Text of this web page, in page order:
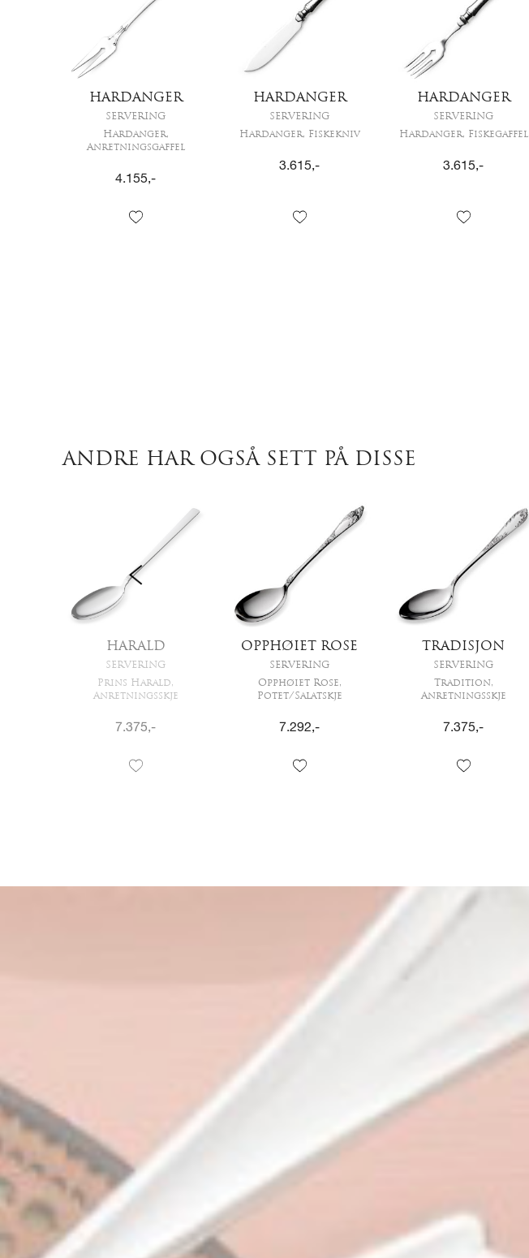
HARDANGER
SERVERING
Hardanger,
Anretningsgaffel
4.155,-
HARDANGER
SERVERING
Hardanger, Fiskekniv
3.615,-
HARDANGER
SERVERING
Hardanger, Fiskegaffel
3.615,-
ANDRE HAR OGSÅ SETT PÅ DISSE
HARALD
SERVERING
Prins Harald,
Anretningsskje
7.375,-
OPPHØIET ROSE
SERVERING
Opphøiet Rose,
Potet/Salatskje
7.292,-
TRADISJON
SERVERING
Tradition,
Anretningsskje
7.375,-